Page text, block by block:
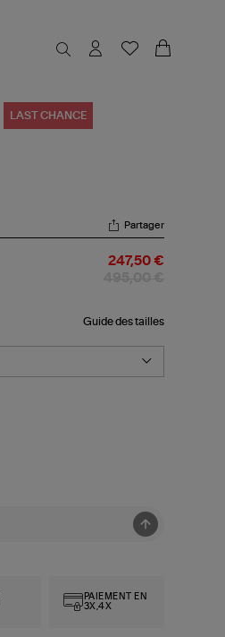
LAST CHANCE
Partager
247,50 €
Guide des tailles
PAIEMENT EN
3X,4X